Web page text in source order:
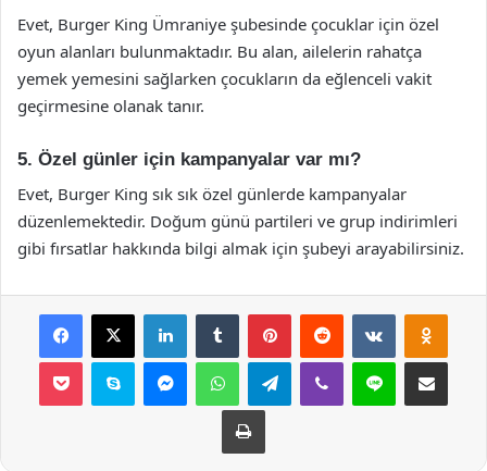
Evet, Burger King Ümraniye şubesinde çocuklar için özel
oyun alanları bulunmaktadır. Bu alan, ailelerin rahatça
yemek yemesini sağlarken çocukların da eğlenceli vakit
geçirmesine olanak tanır.
5. Özel günler için kampanyalar var mı?
Evet, Burger King sık sık özel günlerde kampanyalar
düzenlemektedir. Doğum günü partileri ve grup indirimleri
gibi fırsatlar hakkında bilgi almak için şubeyi arayabilirsiniz.
Facebook
X LinkedInTumblr PinterestReddit VKontakte
Pocket Skype MessengerWhatsAppTelegramViber Line E-Posta ile
Yazdır